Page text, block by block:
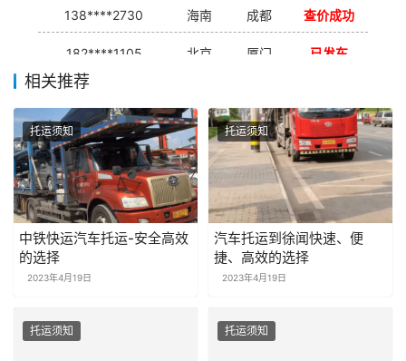
138****2730 海南 成都 查价成功
182****1105 北京 厦门 已发车
138****7926
139****9233 海口 成都 已发出
相关推荐
托运须知
中铁快运汽车托运-安全高效
的选择
2023年4月19日
托运须知
汽车托运到徐闻快速、便
捷、高效的选择
2023年4月19日
托运须知 托运须知